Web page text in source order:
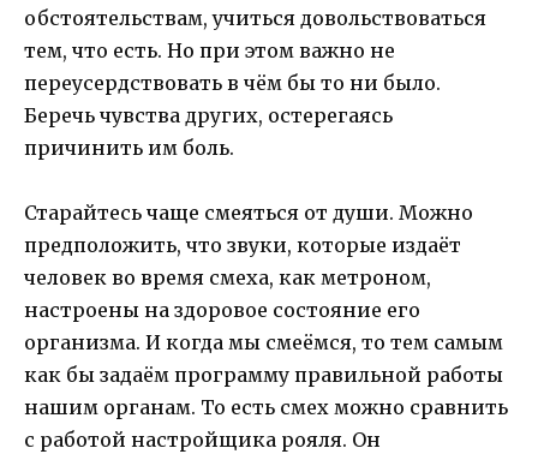
обстоятельствам, учиться довольствоваться
тем, что есть. Но при этом важно не
переусердствовать в чём бы то ни было.
Беречь чувства других, остерегаясь
причинить им боль.
Старайтесь чаще смеяться от души. Можно
предположить, что звуки, которые издаёт
человек во время смеха, как метроном,
настроены на здоровое состояние его
организма. И когда мы смеёмся, то тем самым
как бы задаём программу правильной работы
нашим органам. То есть смех можно сравнить
с работой настройщика рояля. Он